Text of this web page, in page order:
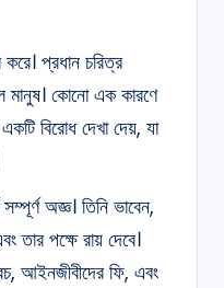
প্রধান চরিত্র
কোনো এক কারণে
বিরোধ দেখা দেয়, যা
অজ্ঞ। তিনি ভাবেন,
তার পক্ষে রায় দেবে।
আইনজীবীদের ফি, এবং